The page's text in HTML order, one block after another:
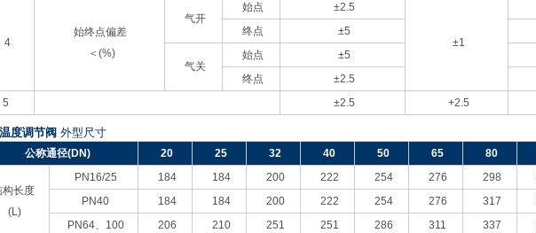
4
始终点偏差
＜(%)
气开
始点 ±2.5
±1
终点 ±5
气关
始点 ±5
终点
±2.5
5
±2.5 +2.5
度调节阀 外型尺寸
公称通径(DN) 20 25 32 40 50 65 80
构长度
(L)
PN16/25 184 184 200 222 254 276 298
PN40
184 184 200 222 254 276 317
PN64、100 206 210 251 251 286 311 337